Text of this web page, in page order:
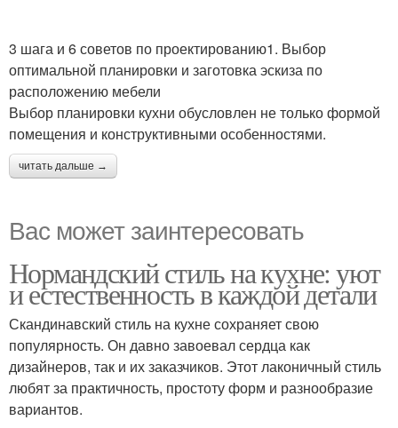
3 шага и 6 советов по проектированию1. Выбор
оптимальной планировки и заготовка эскиза по
расположению мебели
Выбор планировки кухни обусловлен не только формой
помещения и конструктивными особенностями.
читать дальше →
Вас может заинтересовать
Нормандский стиль на кухне: уют
и естественность в каждой детали
Скандинавский стиль на кухне сохраняет свою
популярность. Он давно завоевал сердца как
дизайнеров, так и их заказчиков. Этот лаконичный стиль
любят за практичность, простоту форм и разнообразие
вариантов.